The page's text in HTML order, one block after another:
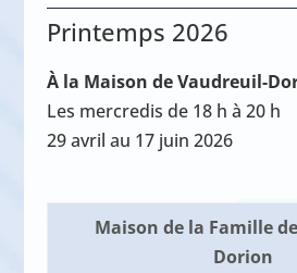
Printemps 2026
À la Maison de Vaudreuil-
Les mercredis de 18 h à 20 h
29 avril au 17 juin 2026
Maison de la Famille
Dorion